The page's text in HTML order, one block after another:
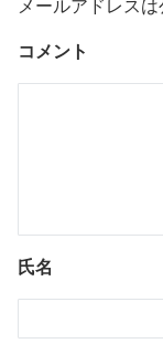
メールアドレス
コメント
氏名